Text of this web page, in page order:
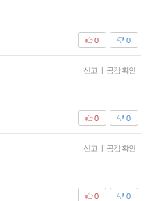
0
0
신고 | 공감 확인
0
0
신고 | 공감 확인
0
0